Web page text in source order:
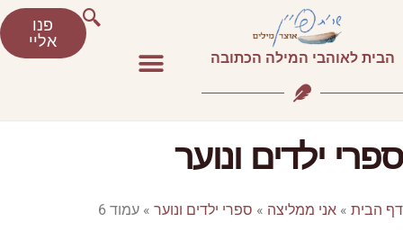
הבית לאוהבי המילה הכתובה
פנו
אליי
ספרי ילדים ונוער
דף הבית » אני ממליצה » ספרי ילדים ונוער » עמוד 6